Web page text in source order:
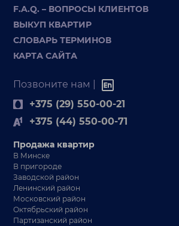
F.A.Q. – ВОПРОСЫ КЛИЕНТОВ
ВЫКУП КВАРТИР
СЛОВАРЬ ТЕРМИНОВ
КАРТА САЙТА
Позвоните нам |
+375 (29) 550-00-21
+375 (44) 550-00-71
Продажа квартир
В Минске
В пригороде
Заводской район
Ленинский район
Московский район
Октябрьский район
Партизанский район